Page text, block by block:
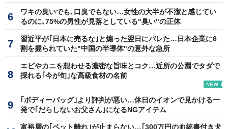
ワキの臭いでも､口臭でもない…女性の大半が不潔と感じてい
るのに､75%の男性が見落としている"臭い"の正体
習近平が｢日本に売るな｣と煽った翌日にバレた…日本企業に6
割を握られていた"中国の半導体"の意外な急所
エビやカニを想わせる濃密な旨味とコク…近所の公園でタダで
採れる｢今が旬｣な高級食材の名前
｢ボディーバッグ｣より評判が悪い…休日のイオンで見かける一
発で｢だらしないお父さん｣になるNGアイテム
富裕層の｢ペット離れ｣が止まらない…｢300万円の血統書付き犬